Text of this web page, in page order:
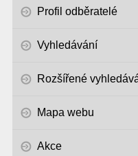
Profil odběratelé
Vyhledávání
Rozšířené
Mapa webu
Akce